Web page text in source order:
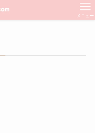
メニュー